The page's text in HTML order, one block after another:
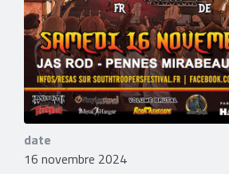
date
16 novembre 2024